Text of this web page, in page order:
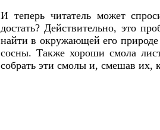
И теперь читатель может
достать? Действительно, это
найти в окружающей его
сосны. Также хороши смола
собрать эти смолы и, смешав их,